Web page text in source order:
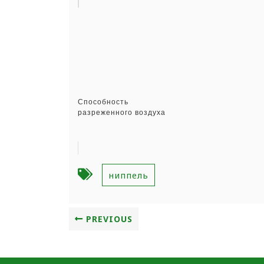
Способность
разреженного воздуха
ниппель
PREVIOUS